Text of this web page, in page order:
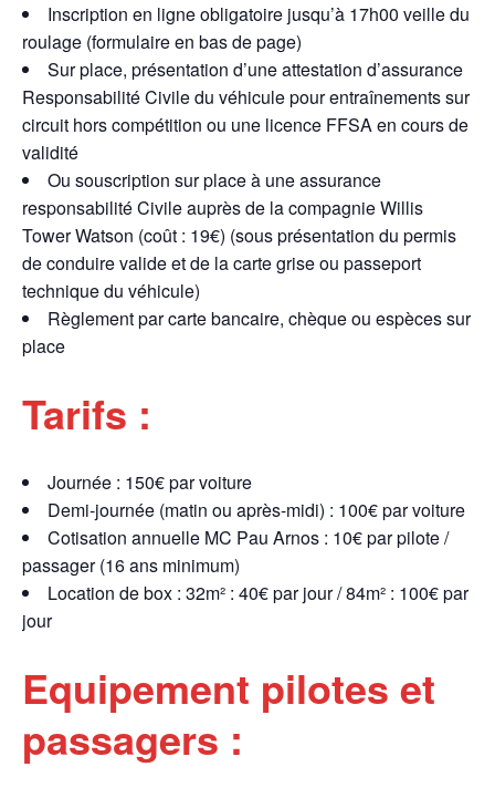
Inscription en ligne obligatoire jusqu’à 17h00 veille du
roulage (formulaire en bas de page)
Sur place, présentation d’une attestation d’assurance
Responsabilité Civile du véhicule pour entraînements sur
circuit hors compétition ou une licence FFSA en cours de
validité
Ou souscription sur place à une assurance
responsabilité Civile auprès de la compagnie Willis
Tower Watson (coût : 19€) (sous présentation du permis
de conduire valide et de la carte grise ou passeport
technique du véhicule)
Règlement par carte bancaire, chèque ou espèces sur
place
Tarifs :
Journée : 150€ par voiture
Demi-journée (matin ou après-midi) : 100€ par voiture
Cotisation annuelle MC Pau Arnos : 10€ par pilote /
passager (16 ans minimum)
Location de box : 32m² : 40€ par jour / 84m² : 100€ par
jour
Equipement pilotes et
passagers :